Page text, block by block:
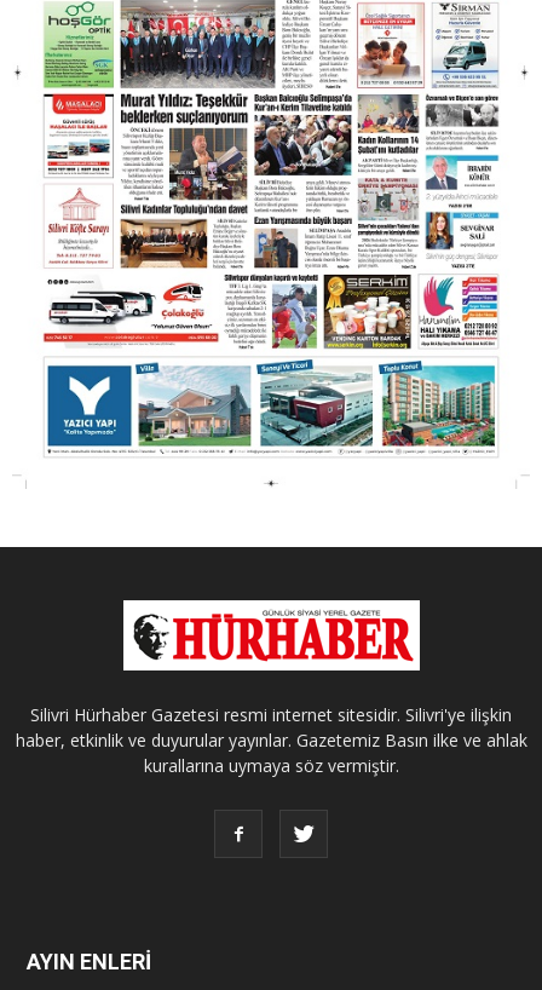
Silivri Hürhaber Gazetesi resmi internet sitesidir. Silivri'ye ilişkin
haber, etkinlik ve duyurular yayınlar. Gazetemiz Basın ilke ve ahlak
kurallarına uymaya söz vermiştir.
AYIN ENLERİ